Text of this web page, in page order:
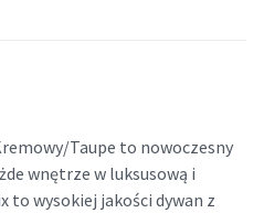
Taupe to nowoczesny
wnętrze w luksusową i
to wysokiej jakości dywan z